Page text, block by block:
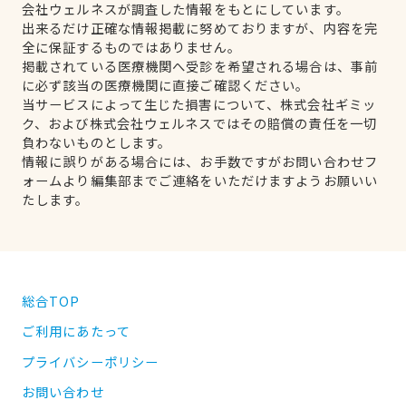
会社ウェルネスが調査した情報をもとにしています。
出来るだけ正確な情報掲載に努めておりますが、内容を完
全に保証するものではありません。
掲載されている医療機関へ受診を希望される場合は、事前
に必ず該当の医療機関に直接ご確認ください。
当サービスによって生じた損害について、株式会社ギミッ
ク、および株式会社ウェルネスではその賠償の責任を一切
負わないものとします。
情報に誤りがある場合には、お手数ですがお問い合わせフ
ォームより編集部までご連絡をいただけますようお願いい
たします。
総合TOP
ご利用にあたって
プライバシーポリシー
お問い合わせ